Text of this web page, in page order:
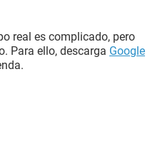
real es complicado, pero
Para ello, descarga Google